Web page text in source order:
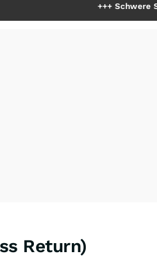
Schwere
Return)